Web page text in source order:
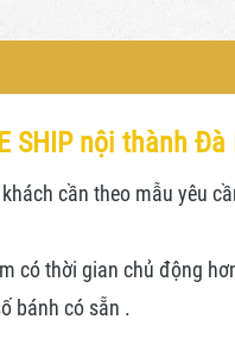
SHIP nội thành Đà
cần theo mẫu yêu
có thời gian chủ động
bánh có sẵn .